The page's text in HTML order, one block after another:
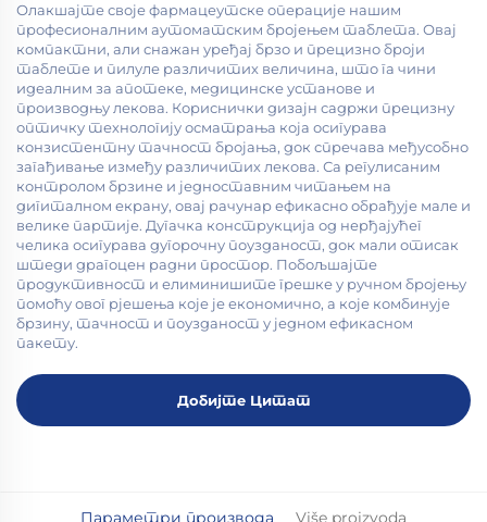
Олакшајте своје фармацеутске операције нашим
професионалним аутоматским бројењем таблета. Овај
компактни, али снажан уређај брзо и прецизно броји
таблете и пилуле различитих величина, што га чини
идеалним за апотеке, медицинске установе и
производњу лекова. Кориснички дизајн садржи прецизну
оптичку технологију осматрања која осигурава
конзистентну тачност бројања, док спречава међусобно
загађивање између различитих лекова. Са регулисаним
контролом брзине и једноставним читањем на
дигиталном екрану, овај рачунар ефикасно обрађује мале и
велике партије. Дугачка конструкција од нерђајућег
челика осигурава дугорочну поузданост, док мали отисак
штеди драгоцен радни простор. Побољшајте
продуктивност и елиминишите грешке у ручном бројењу
помоћу овог рјешења које је економично, а које комбинује
брзину, тачност и поузданост у једном ефикасном
пакету.
Добијте Цитат